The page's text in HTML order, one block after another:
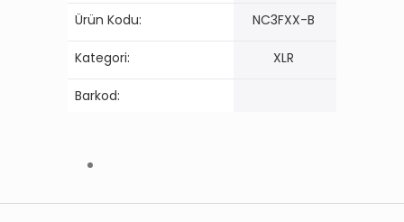
Ürün Kodu: NC3FXX-B
Kategori: XLR
Barkod: